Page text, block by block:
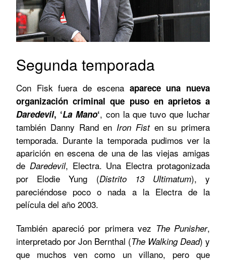
Segunda temporada
Con Fisk fuera de escena aparece una nueva
organización criminal que puso en aprietos a
Daredevil, ‘La Mano‘, con la que tuvo que luchar
también Danny Rand en Iron Fisten su primera
temporada. Durante la temporada pudimos ver la
aparición en escena de una de las viejas amigas
de Daredevil, Electra. Una Electra protagonizada
por Elodie Yung (Distrito 13 Ultimatum), y
pareciéndose poco o nada a la Electra de la
película del año 2003.
También apareció por primera vez The Punisher,
interpretado por Jon Bernthal (The Walking Dead) y
que muchos ven como un villano, pero que